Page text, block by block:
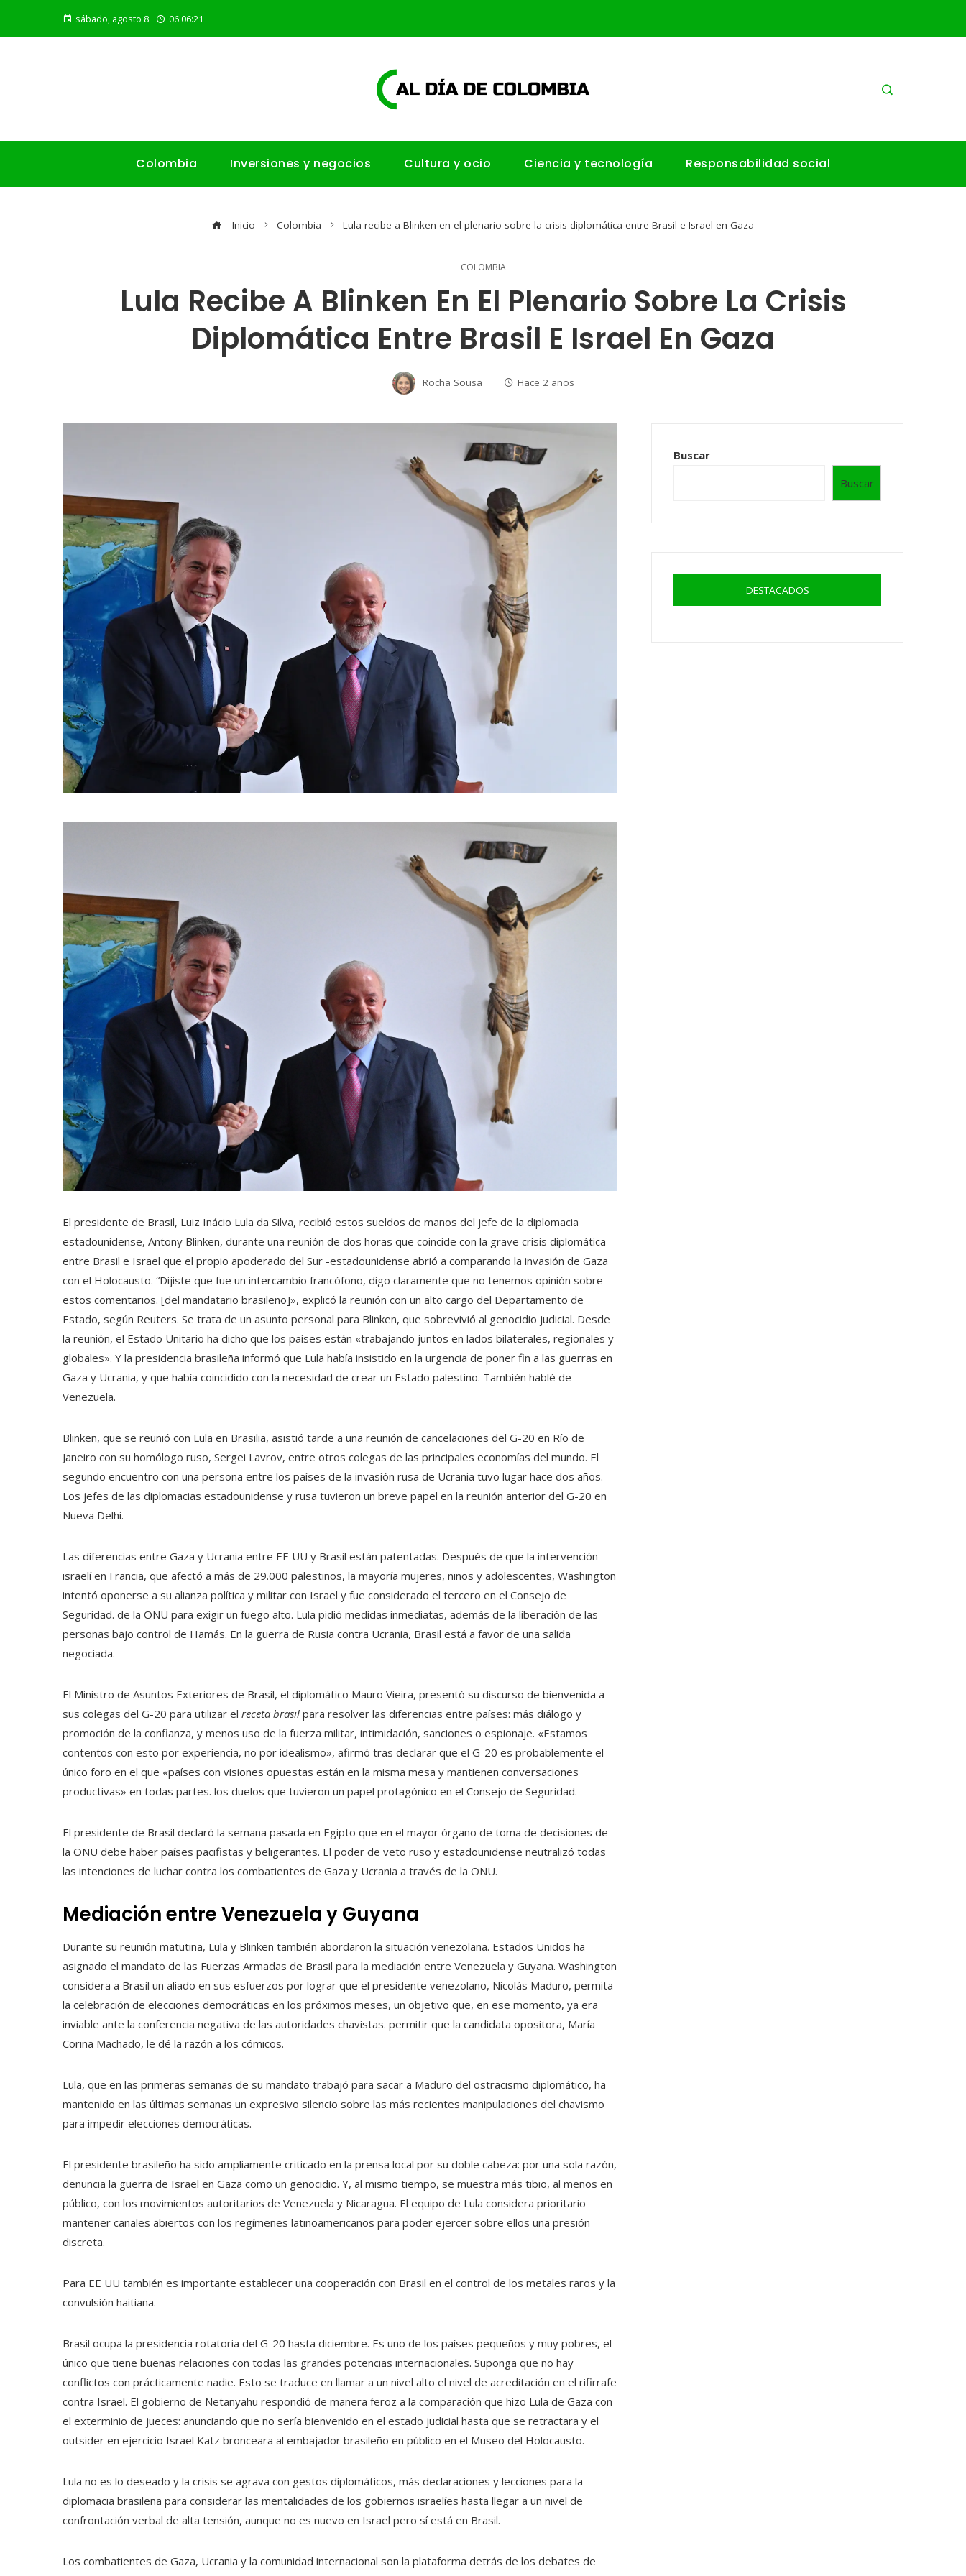
sábado, agosto 8 06:06:22
Colombia Inversiones y negocios Cultura y ocio Ciencia y tecnología Responsabilidad social
Inicio Colombia Lula recibe a Blinken en el plenario sobre la crisis diplomática entre Brasil e Israel en Gaza
COLOMBIA
Lula Recibe A Blinken En El Plenario Sobre La Crisis
Diplomática Entre Brasil E Israel En Gaza
Rocha Sousa Hace 2 años
El presidente de Brasil, Luiz Inácio Lula da Silva, recibió estos sueldos de manos del jefe de la diplomacia
estadounidense, Antony Blinken, durante una reunión de dos horas que coincide con la grave crisis diplomática
entre Brasil e Israel que el propio apoderado del Sur -estadounidense abrió a comparando la invasión de Gaza
con el Holocausto. “Dijiste que fue un intercambio francófono, digo claramente que no tenemos opinión sobre
estos comentarios. [del mandatario brasileño]», explicó la reunión con un alto cargo del Departamento de
Estado, según Reuters. Se trata de un asunto personal para Blinken, que sobrevivió al genocidio judicial. Desde
la reunión, el Estado Unitario ha dicho que los países están «trabajando juntos en lados bilaterales, regionales y
globales». Y la presidencia brasileña informó que Lula había insistido en la urgencia de poner fin a las guerras en
Gaza y Ucrania, y que había coincidido con la necesidad de crear un Estado palestino. También hablé de
Venezuela.
Blinken, que se reunió con Lula en Brasilia, asistió tarde a una reunión de cancelaciones del G-20 en Río de
Janeiro con su homólogo ruso, Sergei Lavrov, entre otros colegas de las principales economías del mundo. El
segundo encuentro con una persona entre los países de la invasión rusa de Ucrania tuvo lugar hace dos años.
Los jefes de las diplomacias estadounidense y rusa tuvieron un breve papel en la reunión anterior del G-20 en
Nueva Delhi.
Las diferencias entre Gaza y Ucrania entre EE UU y Brasil están patentadas. Después de que la intervención
israelí en Francia, que afectó a más de 29.000 palestinos, la mayoría mujeres, niños y adolescentes, Washington
intentó oponerse a su alianza política y militar con Israel y fue considerado el tercero en el Consejo de
Seguridad. de la ONU para exigir un fuego alto. Lula pidió medidas inmediatas, además de la liberación de las
personas bajo control de Hamás. En la guerra de Rusia contra Ucrania, Brasil está a favor de una salida
negociada.
El Ministro de Asuntos Exteriores de Brasil, el diplomático Mauro Vieira, presentó su discurso de bienvenida a
sus colegas del G-20 para utilizar el receta brasil para resolver las diferencias entre países: más diálogo y
promoción de la confianza, y menos uso de la fuerza militar, intimidación, sanciones o espionaje. «Estamos
contentos con esto por experiencia, no por idealismo», afirmó tras declarar que el G-20 es probablemente el
único foro en el que «países con visiones opuestas están en la misma mesa y mantienen conversaciones
productivas» en todas partes. los duelos que tuvieron un papel protagónico en el Consejo de Seguridad.
El presidente de Brasil declaró la semana pasada en Egipto que en el mayor órgano de toma de decisiones de
la ONU debe haber países pacifistas y beligerantes. El poder de veto ruso y estadounidense neutralizó todas
las intenciones de luchar contra los combatientes de Gaza y Ucrania a través de la ONU.
Mediación entre Venezuela y Guyana
Durante su reunión matutina, Lula y Blinken también abordaron la situación venezolana. Estados Unidos ha
asignado el mandato de las Fuerzas Armadas de Brasil para la mediación entre Venezuela y Guyana. Washington
considera a Brasil un aliado en sus esfuerzos por lograr que el presidente venezolano, Nicolás Maduro, permita
la celebración de elecciones democráticas en los próximos meses, un objetivo que, en ese momento, ya era
inviable ante la conferencia negativa de las autoridades chavistas. permitir que la candidata opositora, María
Corina Machado, le dé la razón a los cómicos.
Lula, que en las primeras semanas de su mandato trabajó para sacar a Maduro del ostracismo diplomático, ha
mantenido en las últimas semanas un expresivo silencio sobre las más recientes manipulaciones del chavismo
para impedir elecciones democráticas.
El presidente brasileño ha sido ampliamente criticado en la prensa local por su doble cabeza: por una sola razón,
denuncia la guerra de Israel en Gaza como un genocidio. Y, al mismo tiempo, se muestra más tibio, al menos en
público, con los movimientos autoritarios de Venezuela y Nicaragua. El equipo de Lula considera prioritario
mantener canales abiertos con los regímenes latinoamericanos para poder ejercer sobre ellos una presión
discreta.
Para EE UU también es importante establecer una cooperación con Brasil en el control de los metales raros y la
convulsión haitiana.
Brasil ocupa la presidencia rotatoria del G-20 hasta diciembre. Es uno de los países pequeños y muy pobres, el
único que tiene buenas relaciones con todas las grandes potencias internacionales. Suponga que no hay
conflictos con prácticamente nadie. Esto se traduce en llamar a un nivel alto el nivel de acreditación en el rifirrafe
contra Israel. El gobierno de Netanyahu respondió de manera feroz a la comparación que hizo Lula de Gaza con
el exterminio de jueces: anunciando que no sería bienvenido en el estado judicial hasta que se retractara y el
outsider en ejercicio Israel Katz bronceara al embajador brasileño en público en el Museo del Holocausto.
Lula no es lo deseado y la crisis se agrava con gestos diplomáticos, más declaraciones y lecciones para la
diplomacia brasileña para considerar las mentalidades de los gobiernos israelíes hasta llegar a un nivel de
confrontación verbal de alta tensión, aunque no es nuevo en Israel pero sí está en Brasil.
Los combatientes de Gaza, Ucrania y la comunidad internacional son la plataforma detrás de los debates de
Buscar
Buscar
DESTACADOS